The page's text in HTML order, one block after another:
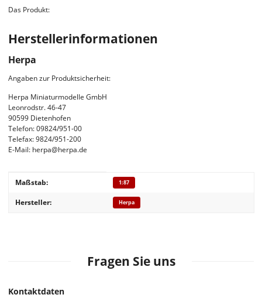
Das Produkt:
Herstellerinformationen
Herpa
Angaben zur Produktsicherheit:
Herpa Miniaturmodelle GmbH
Leonrodstr. 46-47
90599 Dietenhofen
Telefon: 09824/951-00
Telefax: 9824/951-200
E-Mail: herpa@herpa.de
Produkteigenschaft
Wert
Maßstab: 1:87
Hersteller: Herpa
Fragen Sie uns
Kontaktdaten